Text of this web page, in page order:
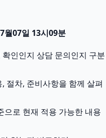
월07일 13시09분
인인지 상담 문의인지 구분
절차, 준비사항을 함께 살펴
로 현재 적용 가능한 내용